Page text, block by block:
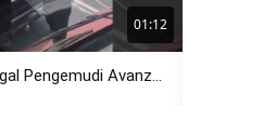
01:12
Aksi Ugal Pengemudi Avanza di Kemang Hadang Bus TransJakarta, Sempat...